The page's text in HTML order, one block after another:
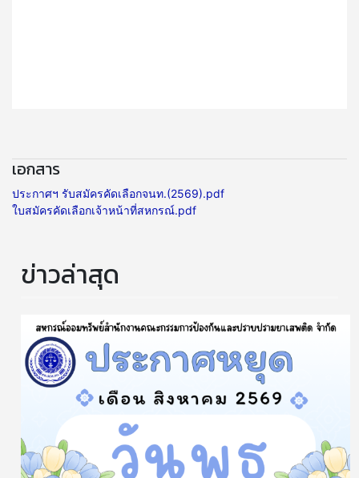
เอกสาร
ประกาศฯ รับสมัครคัดเลือกจนท.(2569).pdf
ใบสมัครคัดเลือกเจ้าหน้าที่สหกรณ์.pdf
ข่าวล่าสุด